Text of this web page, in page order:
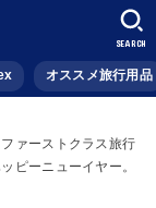
オススメ旅行用品
SEARCH
ァーストクラス旅行
ピーニューイヤー。